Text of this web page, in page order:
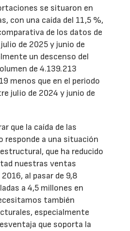
se situaron en
con una caída del 11,5 %,
de los datos de
de 2025 y junio de
un descenso del
de 4.139.213
menos que en el periodo
julio de 2024 y junio de
que la caída de las
responde a una situación
que ha reducido
nuestras ventas
al pasar de 9,8
a 4,5 millones en
también
especialmente
que soporta la